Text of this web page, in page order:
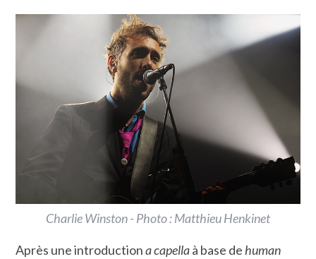
Charlie Winston - Photo : Matthieu Henkinet
Après une introductiona capellaà base de human